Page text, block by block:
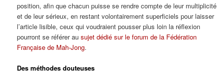
position, afin que chacun puisse se rendre compte de leur multiplicité
et de leur sérieux, en restant volontairement superficiels pour laisser
l’article lisible, ceux qui voudraient pousser plus loin la réflexion
pourront se référer ausujet dédié sur le forum de la Fédération
Française de Mah-Jong.
Des méthodes douteuses